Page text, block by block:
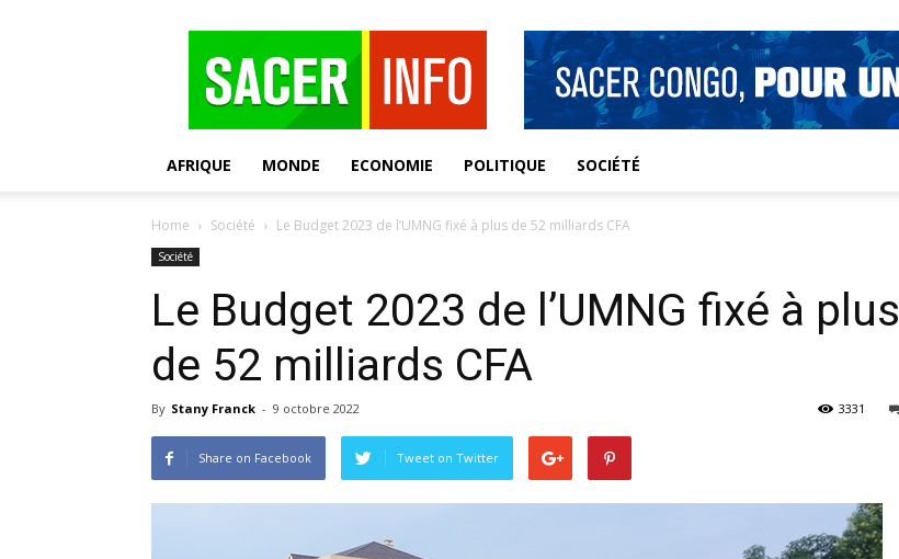
AFRIQUE MONDE ECONOMIE POLITIQUE SOCIÉTÉ
Home Société Le Budget 2023 de l’UMNG fixé à plus de 52 milliards CFA
Société
Le Budget 2023 de l’UMNG fixé à plus
de 52 milliards CFA
By Stany Franck - 9 octobre 2022 3331
Share on Facebook Tweet on Twitter